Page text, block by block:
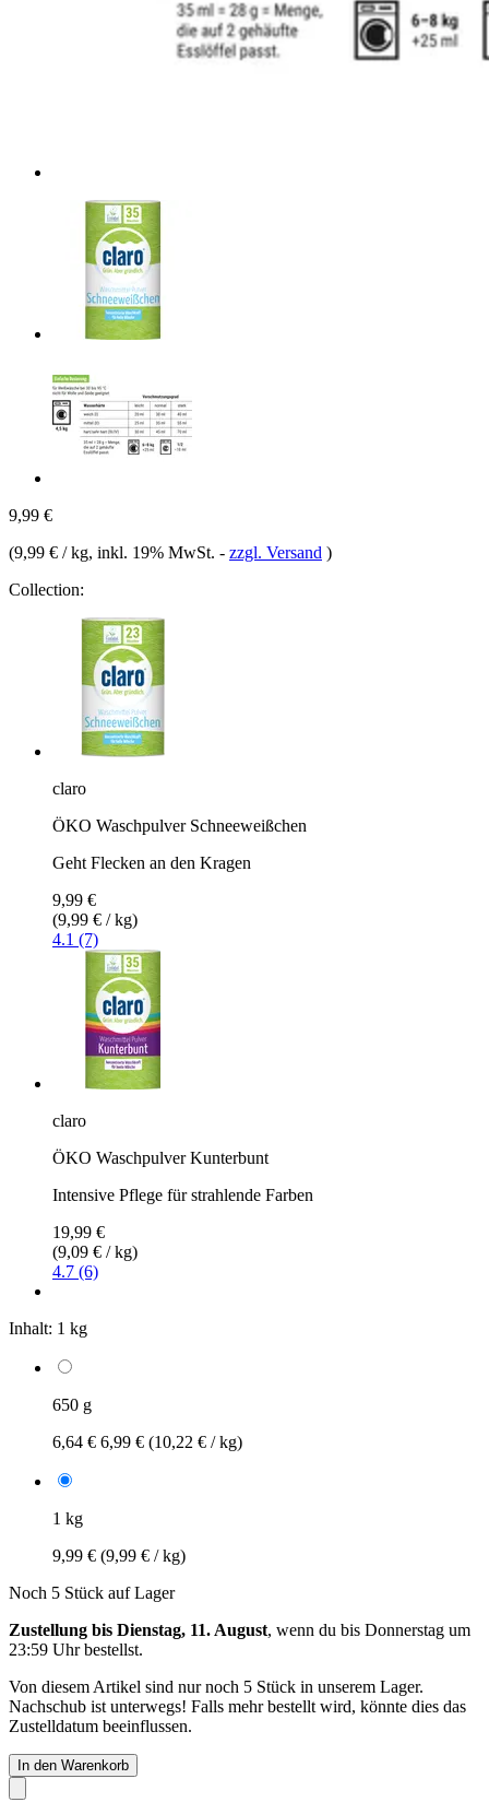
9,99 €
(9,99 € / kg, inkl. 19% MwSt. - zzgl. Versand )
Collection:
claro
ÖKO Waschpulver Schneeweißchen
Geht Flecken an den Kragen
9,99 €
(9,99 € / kg)
4.1 (7)
claro
ÖKO Waschpulver Kunterbunt
Intensive Pflege für strahlende Farben
19,99 €
(9,09 € / kg)
4.7 (6)
Inhalt: 1 kg
650 g
6,64 € 6,99 € (10,22 € / kg)
1 kg
9,99 € (9,99 € / kg)
Noch 5 Stück auf Lager
Zustellung bis Dienstag, 11. August, wenn du bis Donnerstag um
23:59 Uhrbestellst.
Von diesem Artikel sind nur noch 5 Stück in unserem Lager.
Nachschub ist unterwegs! Falls mehr bestellt wird, könnte dies das
Zustelldatum beeinflussen.
In den Warenkorb